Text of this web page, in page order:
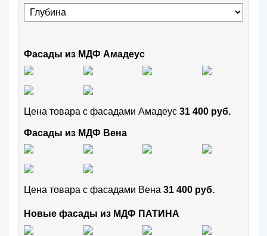
Фасады из МДФ Амадеус
Цена товара с фасадами Амадеус 31 400 руб.
Фасады из МДФ Вена
Цена товара с фасадами Вена 31 400 руб.
Новые фасады из МДФ ПАТИНА